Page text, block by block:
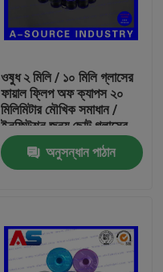
ওষুধ ২ মিলি / ১০ মিলি গ্লাসের
ফায়াল ফ্লিপ অফ ক্যাপস ২০
মিলিমিটার মৌখিক সমাধান /
ইনফিউশন জন্য ছোট গ্লাসের
বোতল
অনুসন্ধান পাঠান